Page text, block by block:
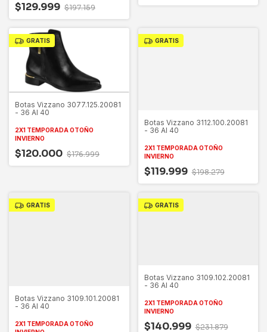
$129.999 $197.159
GRATIS
Botas Vizzano 3077.125.20081
- 36 Al 40
2X1 TEMPORADA OTOÑO
INVIERNO
$120.000 $176.999
GRATIS
Botas Vizzano 3112.100.20081
- 36 Al 40
2X1 TEMPORADA OTOÑO
INVIERNO
$119.999 $198.279
GRATIS
Botas Vizzano 3109.101.20081
- 36 Al 40
2X1 TEMPORADA OTOÑO
GRATIS
Botas Vizzano 3109.102.20081
- 36 Al 40
2X1 TEMPORADA OTOÑO
INVIERNO
$140.999 $231.879